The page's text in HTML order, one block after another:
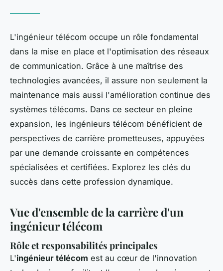
L'ingénieur télécom occupe un rôle fondamental
dans la mise en place et l'optimisation des réseaux
de communication. Grâce à une maîtrise des
technologies avancées, il assure non seulement la
maintenance mais aussi l'amélioration continue des
systèmes télécoms. Dans ce secteur en pleine
expansion, les ingénieurs télécom bénéficient de
perspectives de carrière prometteuses, appuyées
par une demande croissante en compétences
spécialisées et certifiées. Explorez les clés du
succès dans cette profession dynamique.
Vue d'ensemble de la carrière d'un
ingénieur télécom
Rôle et responsabilités principales
L'ingénieur télécom est au cœur de l'innovation